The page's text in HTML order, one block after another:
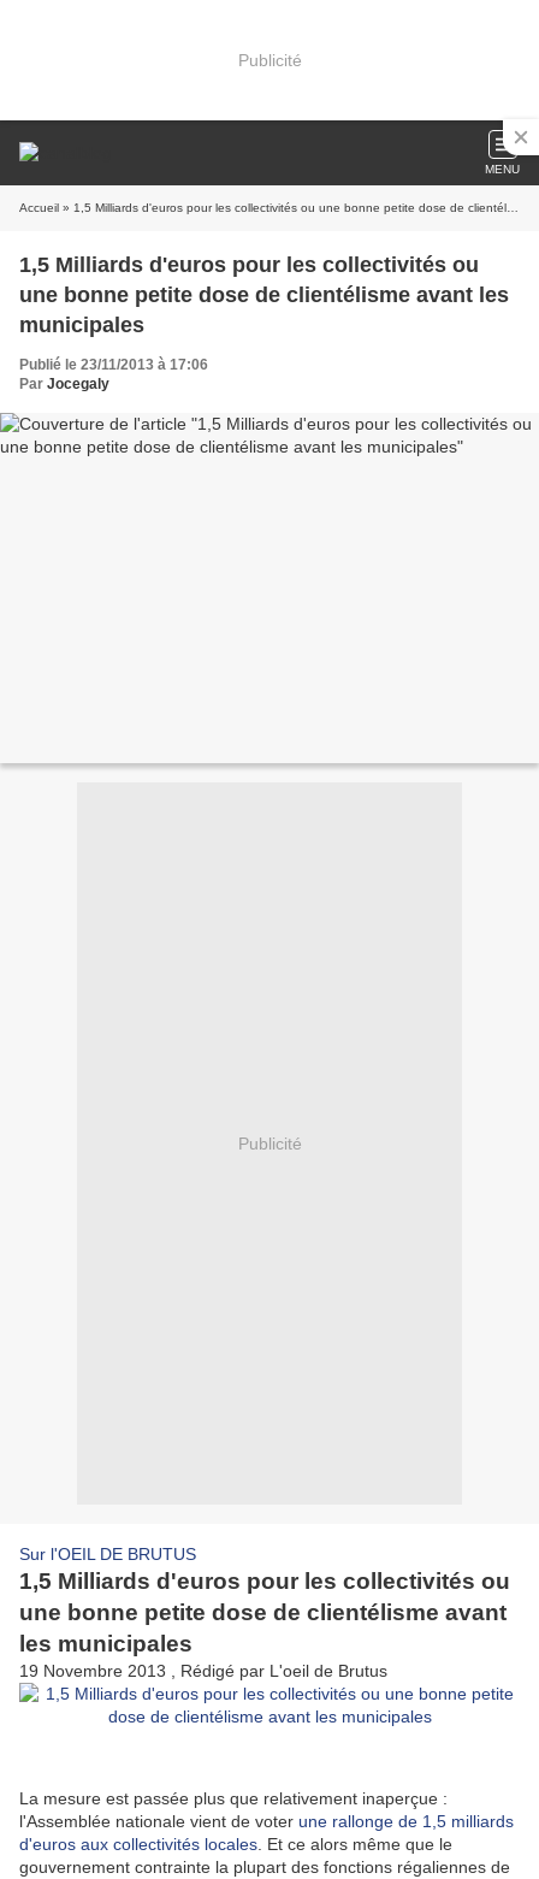
Publicité
MENU
Accueil » 1,5 Milliards d'euros pour les collectivités ou une bonne petite dose de clientélisme avant les municipales
1,5 Milliards d'euros pour les collectivités ou
une bonne petite dose de clientélisme avant les
municipales
Publié le 23/11/2013 à 17:06
Par Jocegaly
Publicité
Sur l'OEIL DE BRUTUS
1,5 Milliards d'euros pour les collectivités ou
une bonne petite dose de clientélisme avant
les municipales
19 Novembre 2013 , Rédigé par L'oeil de Brutus
La mesure est passée plus que relativement inaperçue :
l'Assemblée nationale vient de voter une rallonge de 1,5 milliards
d'euros aux collectivités locales . Et ce alors même que le
gouvernement contrainte la plupart des fonctions régaliennes de